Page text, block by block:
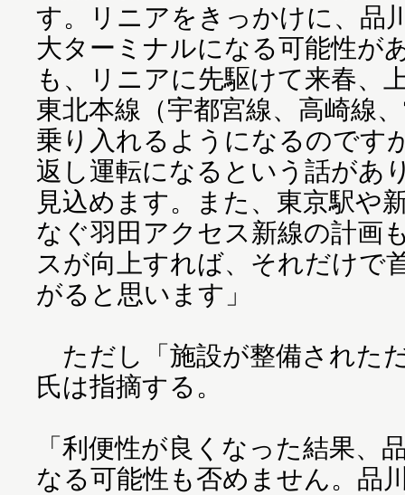
す。リニアをきっかけに、品
大ターミナルになる可能性が
も、リニアに先駆けて来春、
東北本線（宇都宮線、高崎線
乗り入れるようになるのです
返し運転になるという話があ
見込めます。また、東京駅や
なぐ羽田アクセス新線の計画
スが向上すれば、それだけで
がると思います」
ただし「施設が整備された
氏は指摘する。
「利便性が良くなった結果、
なる可能性も否めません。品